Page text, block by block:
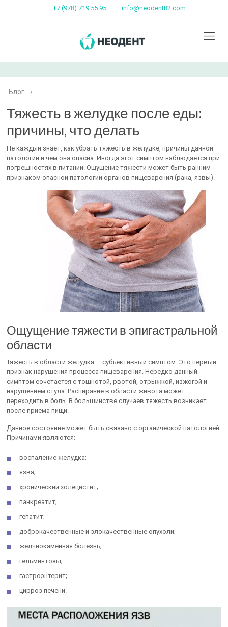
+7 (978) 719 55 95 info@neodent82.com
Блог ›
Тяжесть в желудке после еды:
причины, что делать
Не каждый знает, как убрать тяжесть в желудке, причины данной
патологии и чем она опасна. Иногда этот симптом наблюдается при
погрешностях в питании. Ощущение тяжести может быть ранним
признаком опасной патологии органов пищеварения (рака, язвы).
Ощущение тяжести в эпигастральной
области
Тяжесть в области желудка — субъективный симптом. Это первый
признак нарушения процесса пищеварения. Нередко данный
симптом сочетается с тошнотой, рвотой, отрыжкой, изжогой и
нарушением стула. Распирание в области живота может
переходить в боль. В большинстве случаев тяжесть возникает
после приема пищи.
Данное состояние может быть связано с органической патологией.
Причинами являются:
воспаление желудка;
язва;
хронический холецистит;
панкреатит;
гепатит;
доброкачественные и злокачественные опухоли;
желчнокаменная болезнь;
гельминтозы;
гастроэнтерит;
цирроз печени.